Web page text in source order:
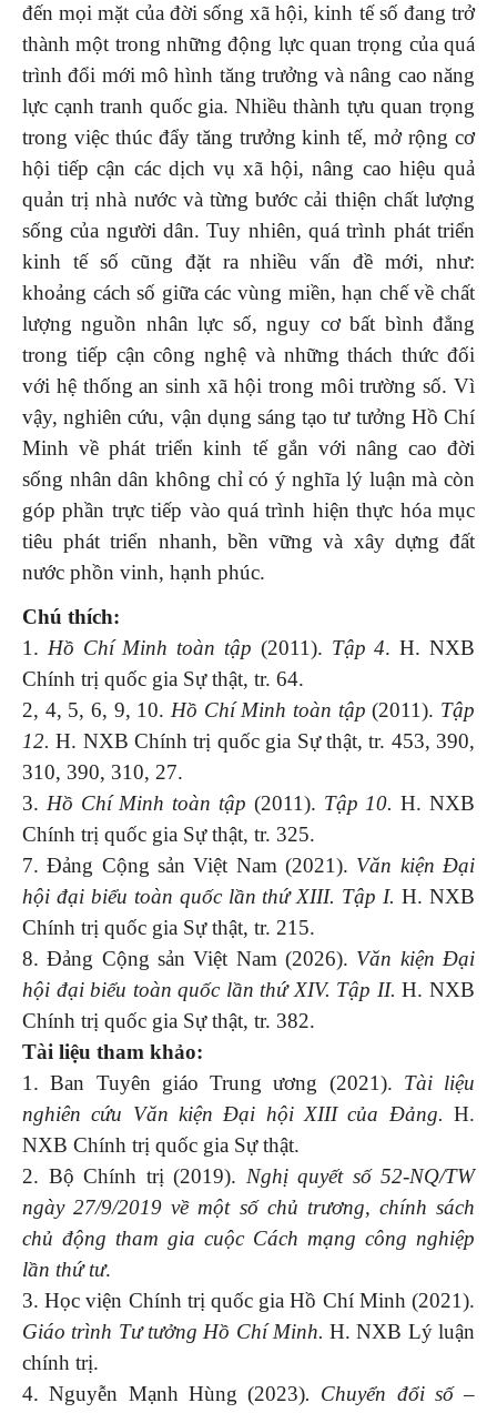
đến mọi mặt của đời sống xã hội, kinh tế số đang trở
thành một trong những động lực quan trọng của quá
trình đổi mới mô hình tăng trưởng và nâng cao năng
lực cạnh tranh quốc gia. Nhiều thành tựu quan trọng
trong việc thúc đẩy tăng trưởng kinh tế, mở rộng cơ
hội tiếp cận các dịch vụ xã hội, nâng cao hiệu quả
quản trị nhà nước và từng bước cải thiện chất lượng
sống của người dân. Tuy nhiên, quá trình phát triển
kinh tế số cũng đặt ra nhiều vấn đề mới, như:
khoảng cách số giữa các vùng miền, hạn chế về chất
lượng nguồn nhân lực số, nguy cơ bất bình đẳng
trong tiếp cận công nghệ và những thách thức đối
với hệ thống an sinh xã hội trong môi trường số. Vì
vậy, nghiên cứu, vận dụng sáng tạo tư tưởng Hồ Chí
Minh về phát triển kinh tế gắn với nâng cao đời
sống nhân dân không chỉ có ý nghĩa lý luận mà còn
góp phần trực tiếp vào quá trình hiện thực hóa mục
tiêu phát triển nhanh, bền vững và xây dựng đất
nước phồn vinh, hạnh phúc.
Chú thích:
1. Hồ Chí Minh toàn tập (2011). Tập 4. H. NXB
Chính trị quốc gia Sự thật, tr. 64.
2, 4, 5, 6, 9, 10. Hồ Chí Minh toàn tập (2011). Tập
12.H. NXB Chính trị quốc gia Sự thật, tr. 453, 390,
310, 390, 310, 27.
3. Hồ Chí Minh toàn tập (2011). Tập 10.H. NXB
Chính trị quốc gia Sự thật, tr. 325.
7. Đảng Cộng sản Việt Nam (2021). Văn kiện Đại
hội đại biểu toàn quốc lần thứ XIII. Tập I.H. NXB
Chính trị quốc gia Sự thật, tr. 215.
8. Đảng Cộng sản Việt Nam (2026). Văn kiện Đại
hội đại biểu toàn quốc lần thứ XIV. Tập II.H. NXB
Chính trị quốc gia Sự thật, tr. 382.
Tài liệu tham khảo:
1. Ban Tuyên giáo Trung ương (2021). Tài liệu
nghiên cứu Văn kiện Đại hội XIII của Đảng. H.
NXB Chính trị quốc gia Sự thật.
2. Bộ Chính trị (2019). Nghị quyết số 52-NQ/TW
ngày 27/9/2019 về một số chủ trương, chính sách
chủ động tham gia cuộc Cách mạng công nghiệp
lần thứ tư.
3. Học viện Chính trị quốc gia Hồ Chí Minh (2021).
Giáo trình Tư tưởng Hồ Chí Minh.H. NXB Lý luận
chính trị.
4. Nguyễn Mạnh Hùng (2023). Chuyển đổi số –